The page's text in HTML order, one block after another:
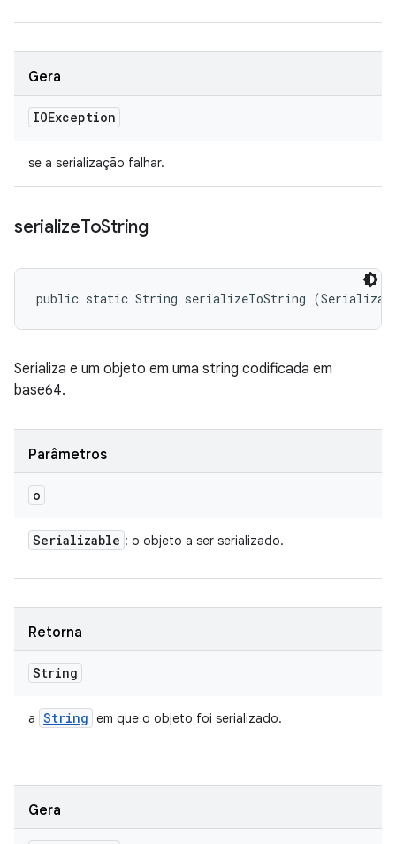
Gera
IOException
se a serialização falhar.
serializeToString
public static String serializeToString
Serializa e um objeto em uma string codificada em
base64.
Parâmetros
o
Serializable : o objeto a ser serializado.
Retorna
String
a String em que o objeto foi serializado.
Gera